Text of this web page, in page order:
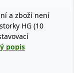
a zboží není
HG (10
popis